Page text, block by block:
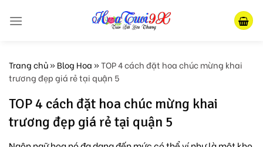
Trang chủ»Blog Hoa»TOP 4 cách đặt hoa chúc mừng khai
trương đẹp giá rẻ tại quận 5
TOP 4 cách đặt hoa chúc mừng khai
trương đẹp giá rẻ tại quận 5